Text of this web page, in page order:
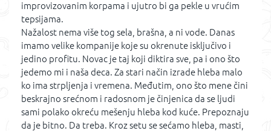
improvizovanim korpama i ujutro bi ga pekle u vrućim
tepsijama.
Nažalost nema više tog sela, brašna, a ni vode. Danas
imamo velike kompanije koje su okrenute isključivo i
jedino profitu. Novac je taj koji diktira sve, pa i ono što
jedemo mi i naša deca. Za stari način izrade hleba malo
ko ima strpljenja i vremena. Međutim, ono što mene čini
beskrajno srećnom i radosnom je činjenica da se ljudi
sami polako okreću mešenju hleba kod kuće. Prepoznaju
da je bitno. Da treba. Kroz setu se sećamo hleba, masti,